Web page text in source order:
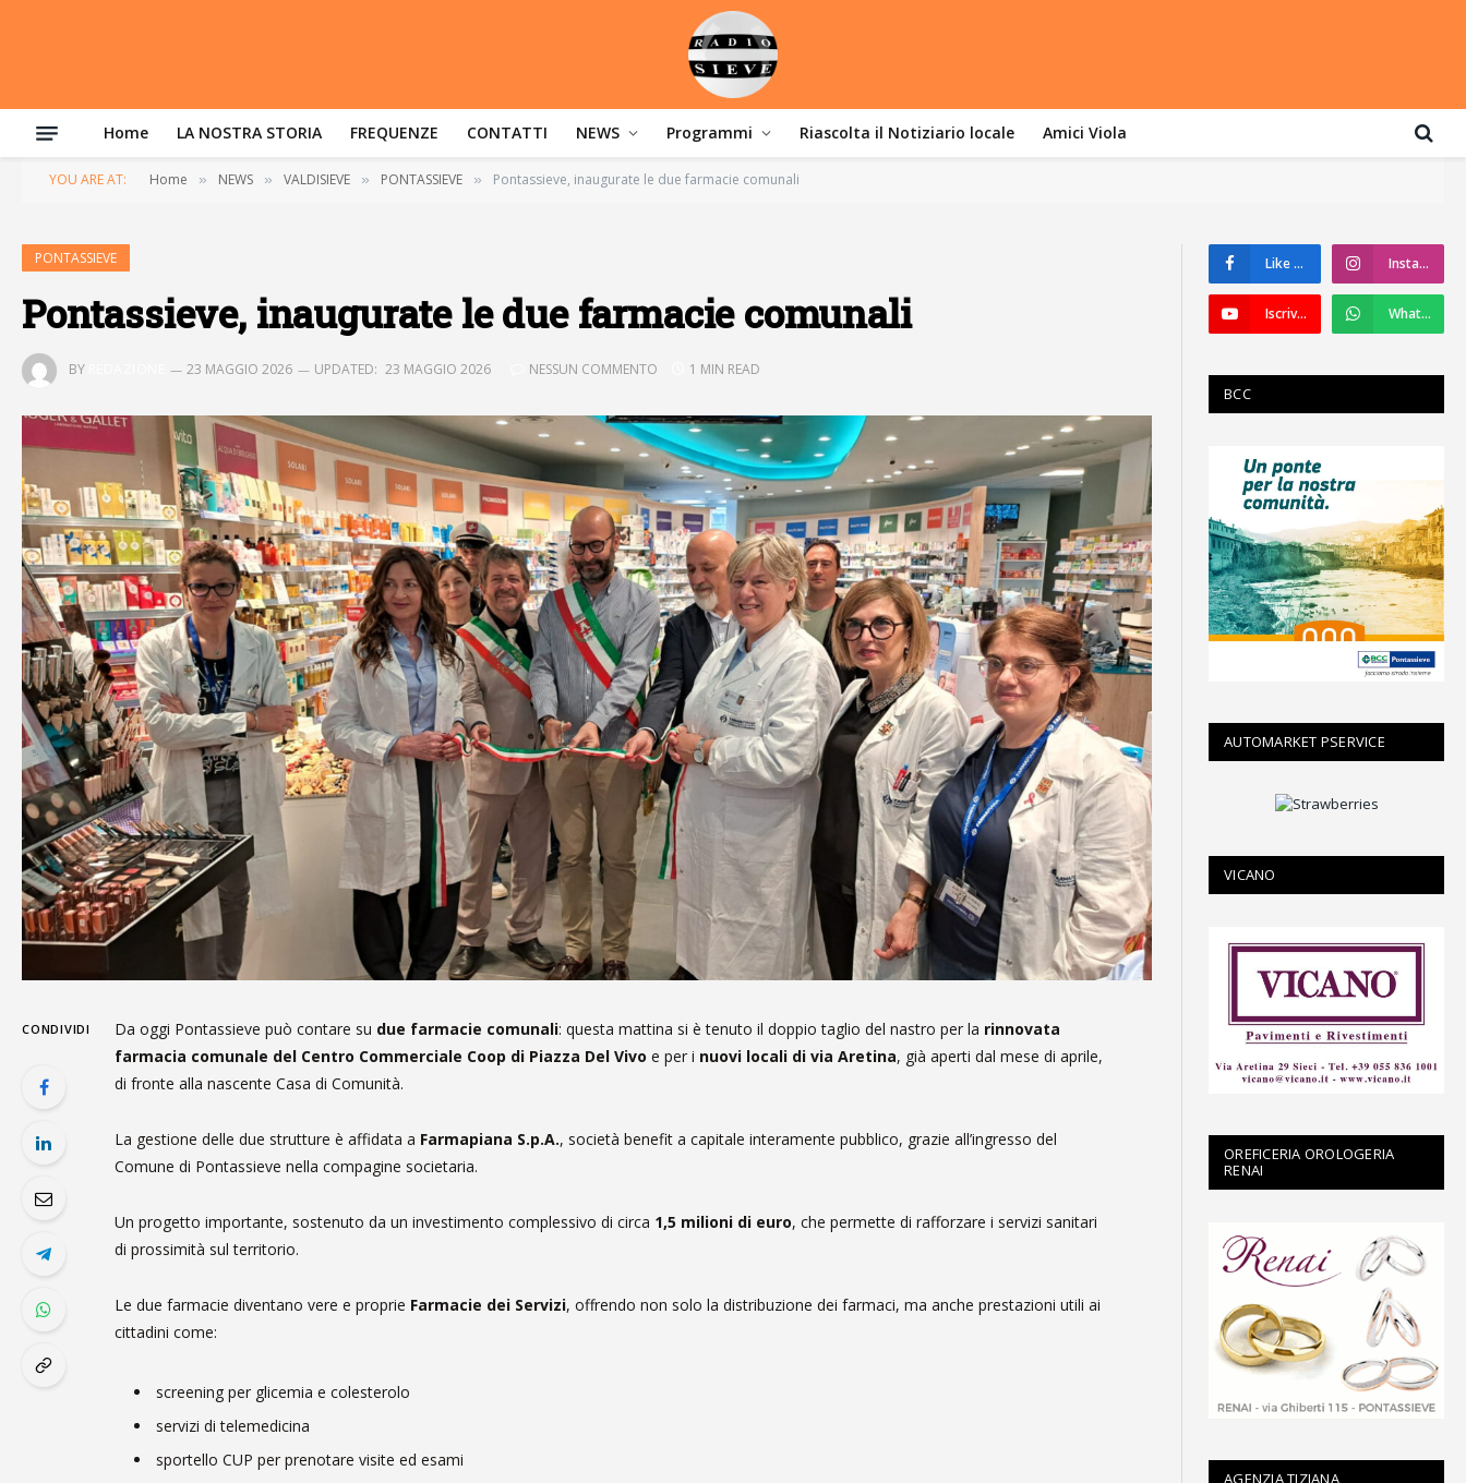
Home LA NOSTRA STORIA FREQUENZE CONTATTI NEWS Programmi Riascolta il Notiziario locale Amici Viola
YOU ARE AT: Home » NEWS » VALDISIEVE » PONTASSIEVE » Pontassieve, inaugurate le due farmacie comunali
PONTASSIEVE
Pontassieve, inaugurate le due farmacie comunali
BY 23 MAGGIO 2026 UPDATED: 23 MAGGIO 2026 NESSUN COMMENTO 1 MIN READ
CONDIVIDI Da oggi Pontassieve può contare su due farmacie comunali: questa mattina si è tenuto il doppio taglio del nastro per la rinnovata
farmacia comunale del Centro Commerciale Coop di Piazza Del Vivo e per i nuovi locali di via Aretina, già aperti dal mese di aprile,
di fronte alla nascente Casa di Comunità.
La gestione delle due strutture è affidata a Farmapiana S.p.A., società benefit a capitale interamente pubblico, grazie all’ingresso del
Comune di Pontassieve nella compagine societaria.
Un progetto importante, sostenuto da un investimento complessivo di circa 1,5 milioni di euro, che permette di rafforzare i servizi sanitari
di prossimità sul territorio.
Le due farmacie diventano vere e proprie Farmacie dei Servizi, offrendo non solo la distribuzione dei farmaci, ma anche prestazioni utili ai
cittadini come:
screening per glicemia e colesterolo
servizi di telemedicina
sportello CUP per prenotare visite ed esami
Like su Facebook Instagram
Iscriviti a YouTube WhatsApp
BCC
AUTOMARKET PSERVICE
VICANO
OREFICERIA OROLOGERIA
RENAI
AGENZIA TIZIANA